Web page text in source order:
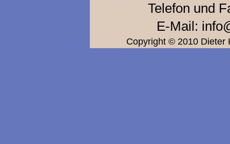
Telefon und
E-Mail:
Copyright © 2010 Dieter